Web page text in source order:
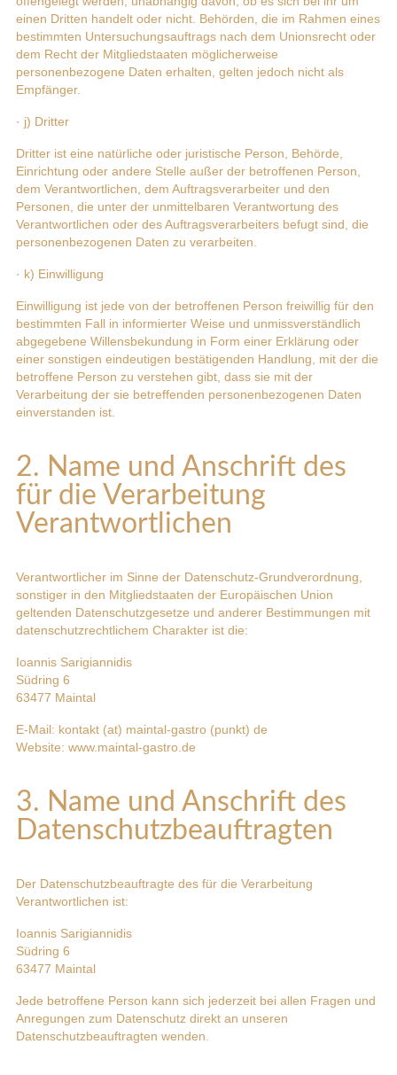
einen Dritten handelt oder nicht. Behörden, die im Rahmen eines
bestimmten Untersuchungsauftrags nach dem Unionsrecht oder
dem Recht der Mitgliedstaaten möglicherweise
personenbezogene Daten erhalten, gelten jedoch nicht als
Empfänger.
· j) Dritter
Dritter ist eine natürliche oder juristische Person, Behörde,
Einrichtung oder andere Stelle außer der betroffenen Person,
dem Verantwortlichen, dem Auftragsverarbeiter und den
Personen, die unter der unmittelbaren Verantwortung des
Verantwortlichen oder des Auftragsverarbeiters befugt sind, die
personenbezogenen Daten zu verarbeiten.
· k) Einwilligung
Einwilligung ist jede von der betroffenen Person freiwillig für den
bestimmten Fall in informierter Weise und unmissverständlich
abgegebene Willensbekundung in Form einer Erklärung oder
einer sonstigen eindeutigen bestätigenden Handlung, mit der die
betroffene Person zu verstehen gibt, dass sie mit der
Verarbeitung der sie betreffenden personenbezogenen Daten
einverstanden ist.
2. Name und Anschrift des
für die Verarbeitung
Verantwortlichen
Verantwortlicher im Sinne der Datenschutz-Grundverordnung,
sonstiger in den Mitgliedstaaten der Europäischen Union
geltenden Datenschutzgesetze und anderer Bestimmungen mit
datenschutzrechtlichem Charakter ist die:
Ioannis Sarigiannidis
Südring 6
63477 Maintal
E-Mail: kontakt (at) maintal-gastro (punkt) de
Website: www.maintal-gastro.de
3. Name und Anschrift des
Datenschutzbeauftragten
Der Datenschutzbeauftragte des für die Verarbeitung
Verantwortlichen ist:
Ioannis Sarigiannidis
Südring 6
63477 Maintal
Jede betroffene Person kann sich jederzeit bei allen Fragen und
Anregungen zum Datenschutz direkt an unseren
Datenschutzbeauftragten wenden.